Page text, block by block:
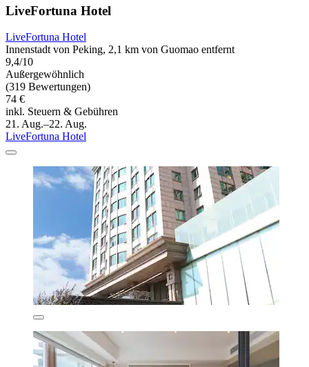
LiveFortuna Hotel
LiveFortuna Hotel
Innenstadt von Peking, 2,1 km von Guomao entfernt
9,4/10
Außergewöhnlich
(319 Bewertungen)
74 €
inkl. Steuern & Gebühren
21. Aug.–22. Aug.
LiveFortuna Hotel